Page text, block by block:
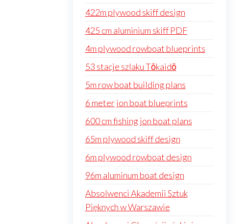
422m plywood skiff design
425 cm aluminium skiff PDF
4m plywood rowboat blueprints
53 stacje szlaku Tōkaidō
5m row boat building plans
6 meter jon boat blueprints
600 cm fishing jon boat plans
65m plywood skiff design
6m plywood rowboat design
96m aluminum boat design
Absolwenci Akademii Sztuk
Pięknych w Warszawie